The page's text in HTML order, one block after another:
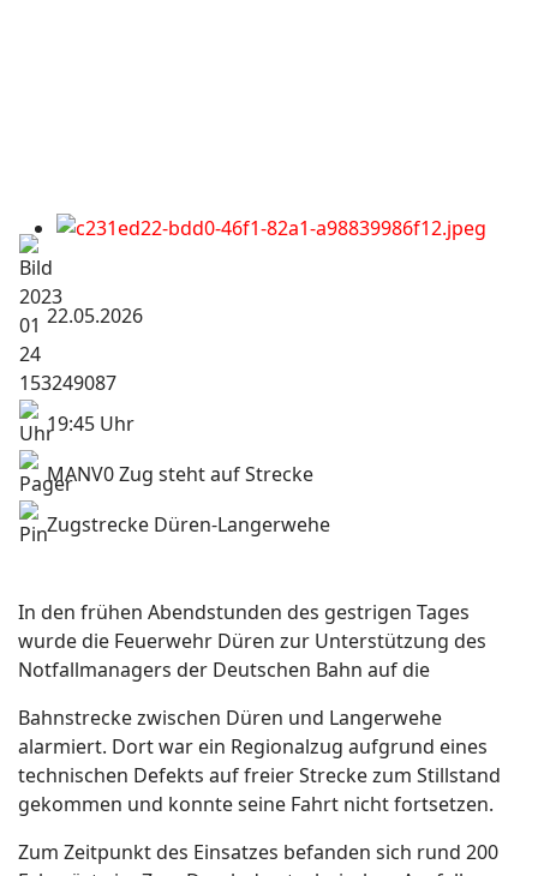
22.05.2026
19:45 Uhr
MANV0 Zug steht auf Strecke
Zugstrecke Düren-Langerwehe
In den frühen Abendstunden des gestrigen Tages
wurde die Feuerwehr Düren zur Unterstützung des
Notfallmanagers der Deutschen Bahn auf die
Bahnstrecke zwischen Düren und Langerwehe
alarmiert. Dort war ein Regionalzug aufgrund eines
technischen Defekts auf freier Strecke zum Stillstand
gekommen und konnte seine Fahrt nicht fortsetzen.
Zum Zeitpunkt des Einsatzes befanden sich rund 200